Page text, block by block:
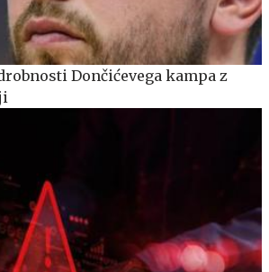
Dončićevega kampa z